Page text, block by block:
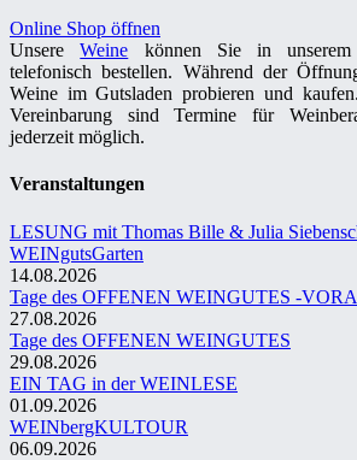
Online Shop öffnen
UnsereWeine können Sie in unserem
telefonisch bestellen. Während der
Weine im Gutsladen probieren und
Vereinbarung sind Termine für
jederzeit möglich.
Veranstaltungen
LESUNG mit Thomas Bille & Julia
WEINgutsGarten
14.08.2026
Tage des OFFENEN WEINGUTES -
27.08.2026
Tage des OFFENEN WEINGUTES
29.08.2026
EIN TAG in der WEINLESE
01.09.2026
WEINbergKULTOUR
06.09.2026